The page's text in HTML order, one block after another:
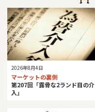
2026年8月4日
マーケットの裏側
第207回「露骨な2ランド目の介
入」